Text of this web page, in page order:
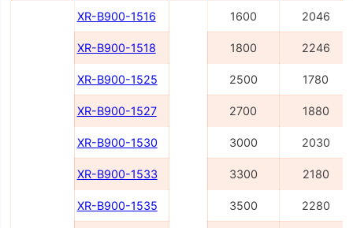
XR-B900-1516 1600 2046
XR-B900-1518 1800 2246
XR-B900-1525 2500 1780
XR-B900-1527 2700 1880
XR-B900-1530 3000 2030
XR-B900-1533 3300 2180
XR-B900-1535 3500 2280